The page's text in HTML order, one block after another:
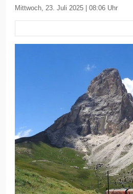
Mittwoch, 23. Juli 2025 | 08:06 Uhr